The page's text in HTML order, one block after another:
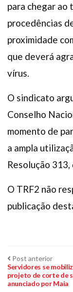
para chegar ao
procedências
proximidade
que deverá
vírus.
O sindicato
Conselho
momento de
a ampla
Resolução 313,
O TRF2 não
publicação
de
Post anteriorPost
Servidores se
projeto de corte de
anunciado por Maia